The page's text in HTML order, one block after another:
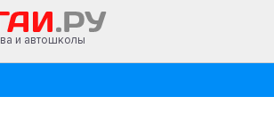
и автошколы